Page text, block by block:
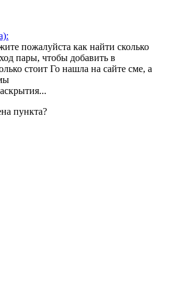
пожалуйста как найти сколько
пары, чтобы добавить в
стоит Го нашла на сайте сме, а
пункта?